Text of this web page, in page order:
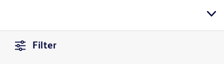
Filter